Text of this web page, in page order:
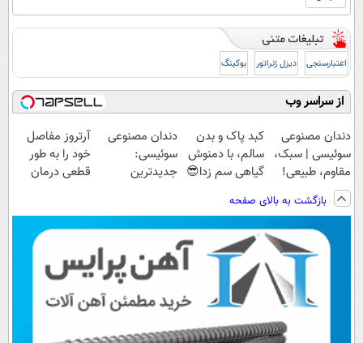
اعتبارسنجی دیزل ژنراتور بوکینگ
از سراسر وب
دندان مصنوعی
سوئیسی | سبک،
مقاوم، طبیعی!
ویزیت
رایگان+پرداخت
اقساطی😍
کبد پاک و بدن
سالم، با دمنوش
گیاهی سم زدا😎
دندان مصنوعی
سوئیسی:
جدیدترین
پرداخت قسطی
آرتروز مفاصل
خود را به طور
قطعی درمان
بازگشت به بالای صفحه